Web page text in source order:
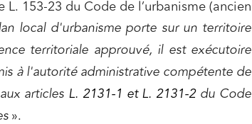
L. 153-23 du Code de l’urbanisme (ancien
local d'urbanisme porte sur un territoire
territoriale approuvé, il est exécutoire
à l'autorité administrative compétente de
articles L. 2131-1 et L. 2131-2 du Code
».